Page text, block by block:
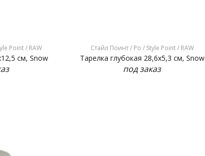
Point / RAW
см, Snow
Стайл Поинт / Ро / Style Point / RAW
Тарелка глубокая 28,6x5,3 см, Snow
под заказ